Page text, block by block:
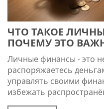
ЧТО ТАКОЕ
ПОЧЕМУ ЭТО
Личные финансы - это
распоряжаетесь
управлять своими
избежать
стабильность без